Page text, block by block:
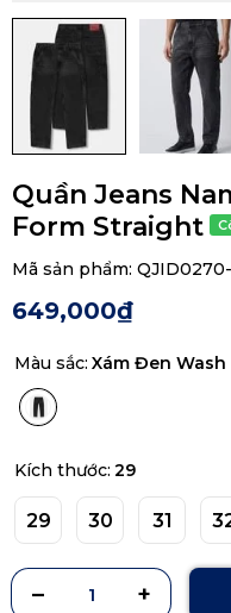
Quần Jeans
Form Straight
Mã sản phẩm:
649,000₫
Màu sắc: Xám Đen Wash
Kích thước: 29
29 30 31